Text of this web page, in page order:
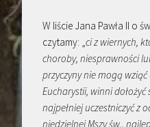
W liście Jana Pawła II o
czytamy: „ci z wiernych,
choroby, niesprawności
przyczyny nie mogą wziąć
Eucharystii, winni
najpełniej uczestniczyć z
niedzielnej Mszy św.,